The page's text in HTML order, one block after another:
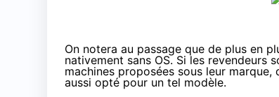
On notera au passage que de plus en
nativement sans OS. Si les revendeurs
machines proposées sous leur
aussi opté pour un tel modèle.